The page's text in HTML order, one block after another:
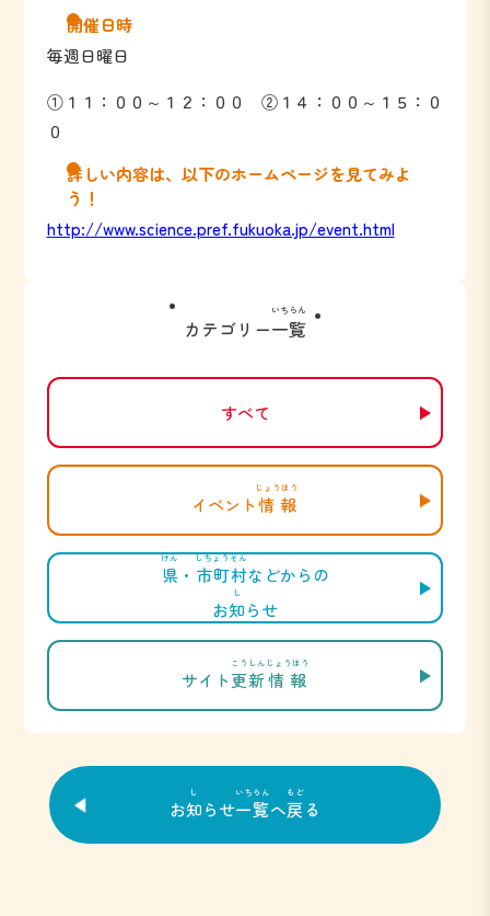
開催日時
毎週日曜日
①１１：００～１２：００ ②１４：００～１５：０
０
詳しい内容は、以下のホームページを見てみよ
う！
http://www.science.pref.fukuoka.jp/event.html
カテゴリー一覧
いちらん
すべて
イベント情報
じょうほう
県
けん
・ 市町村
しちょうそん
などからの
お知
し
らせ
サイト更新
こうしん
情報
じょうほう
お知
し
らせ一覧
いちらん
へ戻
もど
る